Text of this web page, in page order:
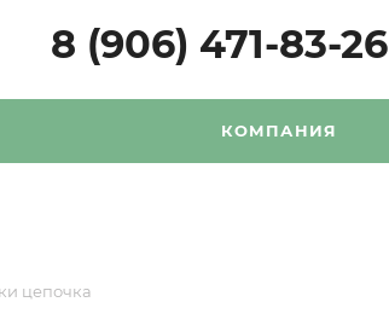
8 (906) 471-83-26
КОМПАНИЯ
цепочка